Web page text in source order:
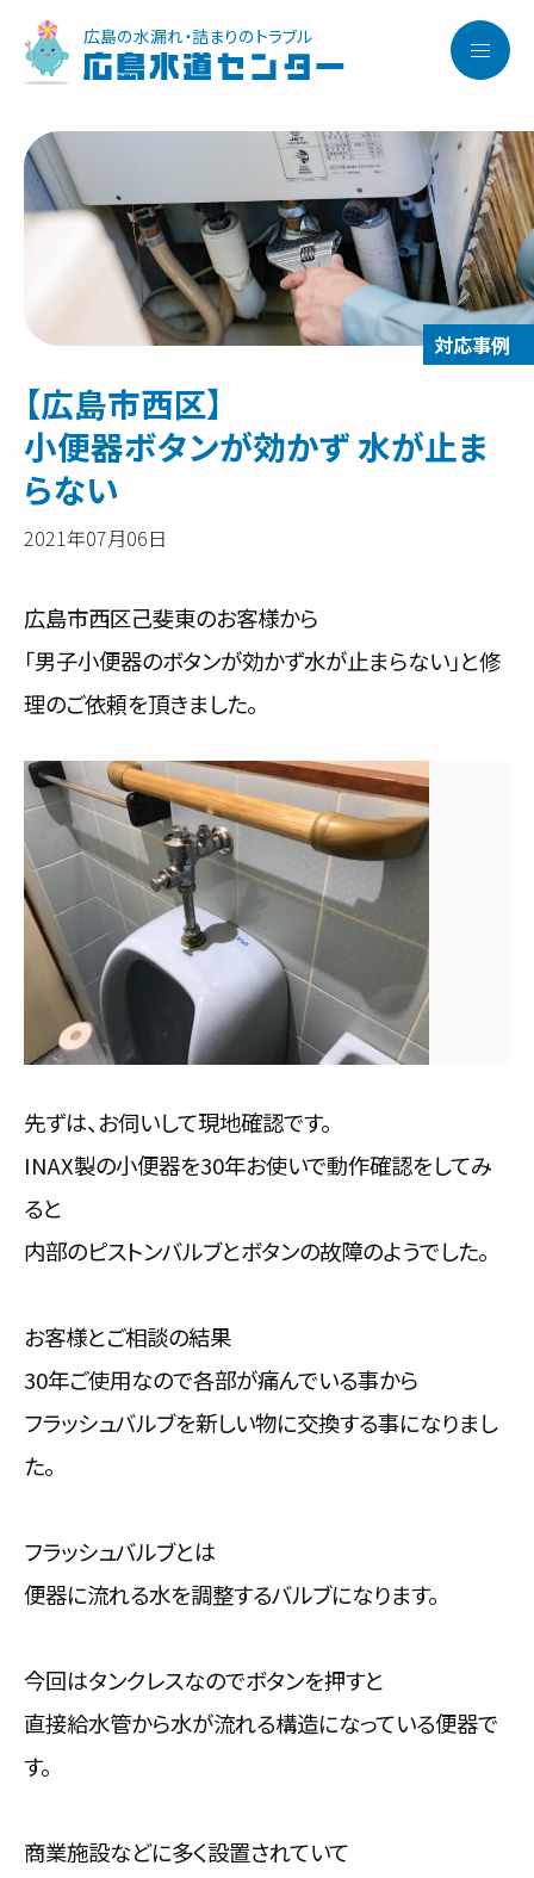
広島の水漏れ・詰まりのトラブル
広島水道センター
料金一覧
お客様の声
ご利用の流れ
対応エリア
会社紹介
【広島市西区】
小便器ボタンが効かず 水が止ま
らない
2021年07月06日
広島市西区己斐東のお客様から
「男子小便器のボタンが効かず水が止まらない」と修
理のご依頼を頂きました。
先ずは、お伺いして現地確認です。
INAX製の小便器を30年お使いで動作確認をしてみ
ると
内部のピストンバルブとボタンの故障のようでした。
お客様とご相談の結果
30年ご使用なので各部が痛んでいる事から
フラッシュバルブを新しい物に交換する事になりまし
た。
フラッシュバルブとは
便器に流れる水を調整するバルブになります。
今回はタンクレスなのでボタンを押すと
直接給水管から水が流れる構造になっている便器で
す。
商業施設などに多く設置されていて